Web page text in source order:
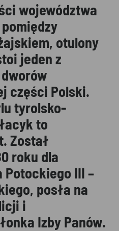
województwa
otulony
jeden z
części Polski.
tyrolsko-
to
Został
roku dla
Potockiego III –
posła na
i
Izby Panów.